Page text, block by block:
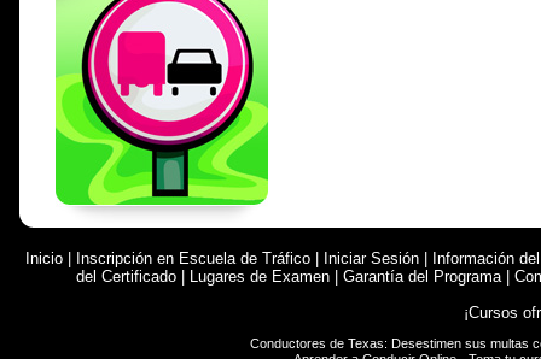
Inicio Inscripción en Escuela de Tráfico Iniciar Sesión
Información
del Certificado
Lugares de Examen Garantía del Programa|
¡Cursos
Conductores de Texas: Desestimen sus multas